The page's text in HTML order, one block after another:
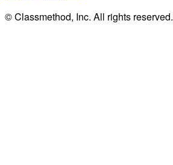
© Classmethod, Inc. All rights reserved.